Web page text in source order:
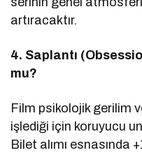
artıracaktır.
4. Saplantı
mu?
Film psikolojik gerilim
işlediği için koruyucu
Bilet alımı esnasında